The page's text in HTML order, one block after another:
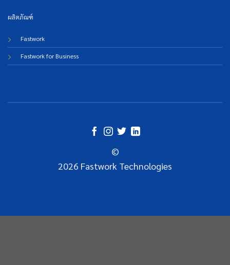
ผลิตภัณฑ์
Fastwork
Fastwork for Business
©
2026 Fastwork Technologies